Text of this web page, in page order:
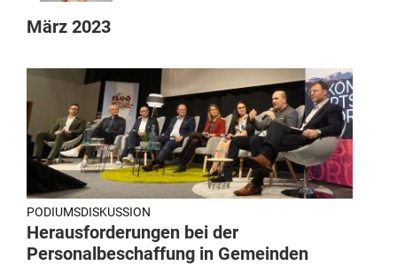
März 2023
PODIUMSDISKUSSION
Herausforderungen bei der
Personalbeschaffung in Gemeinden